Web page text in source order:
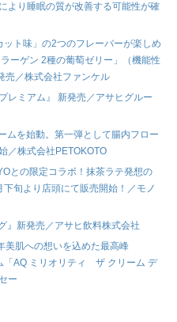
より睡眠の質が改善する可能性が確
ト味」の2つのフレーバーが楽しめ
ーゲン 2種の葡萄ゼリー」（機能性
売／株式会社ファンケル
レミアム』 新発売／アサヒグルー
ムを始動。第一弾として腸内フロー
／株式会社PETOKOTO
との限定コラボ！抹茶ラテ発想の
旬より店頭にて販売開始！／モノ
』新発売／アサヒ飲料株式会社
肌への想いを込めた最高峰
「AQ ミリオリティ ザ クリーム デ
ー